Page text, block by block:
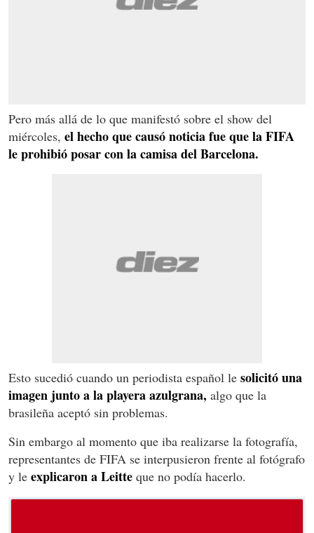
Pero más allá de lo que manifestó sobre el show del
miércoles, el hecho que causó noticia fue que la FIFA
le prohibió posar con la camisa del Barcelona.
Esto sucedió cuando un periodista español le solicitó una
imagen junto a la playera azulgrana, algo que la
brasileña aceptó sin problemas.
Sin embargo al momento que iba realizarse la fotografía,
representantes de FIFA se interpusieron frente al fotógrafo
y le explicaron a Leitte que no podía hacerlo.